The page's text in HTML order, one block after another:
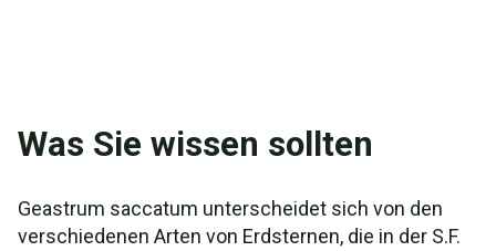
Was Sie wissen sollten
Geastrum saccatum unterscheidet sich von den
verschiedenen Arten von Erdsternen, die in der S.F.